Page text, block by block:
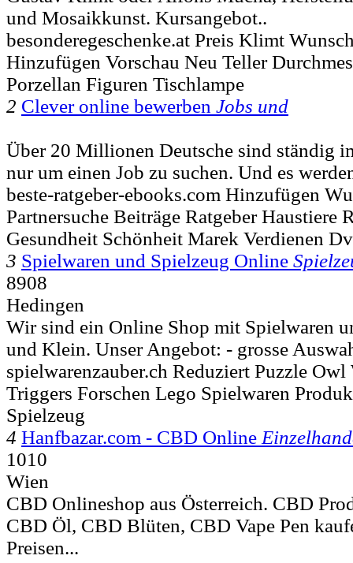
und Mosaikkunst. Kursangebot..
besonderegeschenke.at Preis Klimt
Hinzufügen Vorschau Neu Teller
Porzellan Figuren Tischlampe
2 Clever online bewerben Jobs und
Über 20 Millionen Deutsche sind ständig
nur um einen Job zu suchen. Und es
beste-ratgeber-ebooks.com Hinzufügen
Partnersuche Beiträge Ratgeber Haustiere
Gesundheit Schönheit Marek Verdienen
3 Spielwaren und Spielzeug Online
8908
Hedingen
Wir sind ein Online Shop mit Spielwaren
und Klein. Unser Angebot: - grosse
spielwarenzauber.ch Reduziert Puzzle
Triggers Forschen Lego Spielwaren
Spielzeug
4 Hanfbazar.com - CBD Online
1010
Wien
CBD Onlineshop aus Österreich. CBD
CBD Öl, CBD Blüten, CBD Vape Pen
Preisen...